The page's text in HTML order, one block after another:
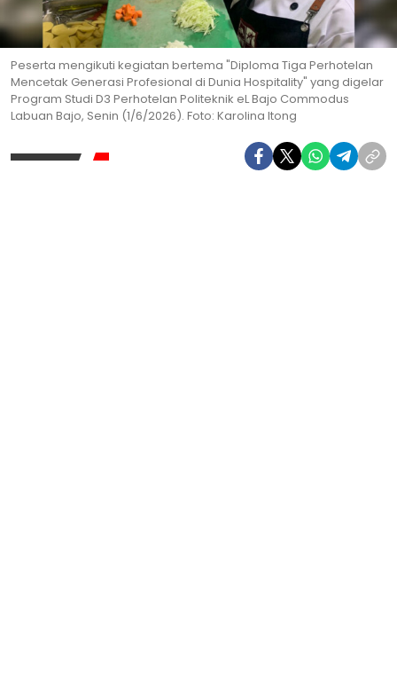
Peserta mengikuti kegiatan bertema "Diploma Tiga Perhotelan
Mencetak Generasi Profesional di Dunia Hospitality" yang digelar
Program Studi D3 Perhotelan Politeknik eL Bajo Commodus
Labuan Bajo, Senin (1/6/2026). Foto: Karolina Itong